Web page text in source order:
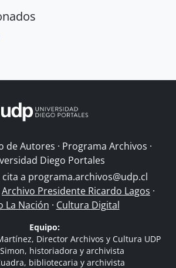
de Autores · Programa Archivos ·
Diego Portales
a programa.archivos@udp.cl
Archivo Presidente Ricardo Lagos ·
La Nación · Cultura Digital
Equipo:
Director Archivos y Cultura UDP
historiadora y archivista
bibliotecaria y archivista